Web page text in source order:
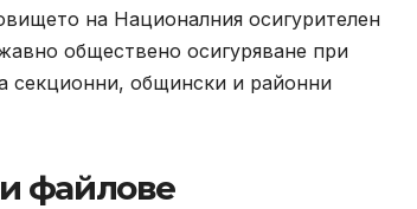
на Националния осигурителен
обществено осигуряване при
секционни, общински и районни
файлове